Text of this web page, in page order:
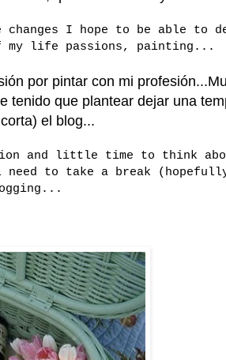
changes I hope to be able to
my life passions, painting...
por pintar con mi
tenido que plantear dejar una
el blog...
and little time to think
to take a break